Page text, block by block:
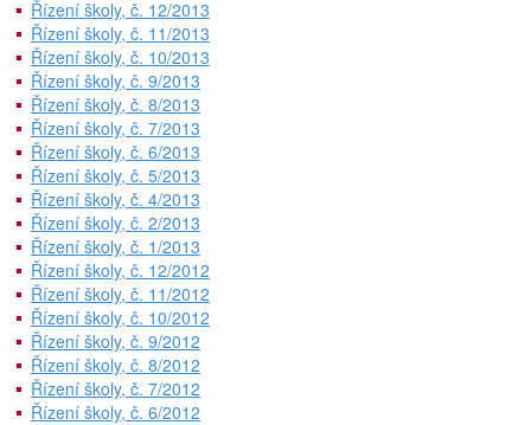
Řízení školy, č. 12/2013
Řízení školy, č. 11/2013
Řízení školy, č. 10/2013
Řízení školy, č. 9/2013
Řízení školy, č. 8/2013
Řízení školy, č. 7/2013
Řízení školy, č. 6/2013
Řízení školy, č. 5/2013
Řízení školy, č. 4/2013
Řízení školy, č. 2/2013
Řízení školy, č. 1/2013
Řízení školy, č. 12/2012
Řízení školy, č. 11/2012
Řízení školy, č. 10/2012
Řízení školy, č. 9/2012
Řízení školy, č. 8/2012
Řízení školy, č. 7/2012
Řízení školy, č. 6/2012